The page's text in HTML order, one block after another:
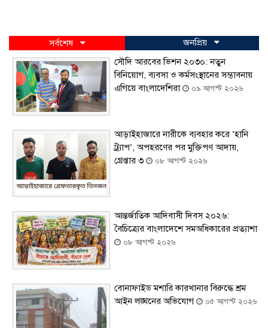
সর্বশেষ
জনপ্রিয়
সৌদি আরবের ভিশন ২০৩০: নতুন
বিনিয়োগ, ব্যবসা ও কর্মসংস্থানের সম্ভাবনায়
এগিয়ে বাংলাদেশিরা
০৯ আগস্ট ২০২৬
আড়াইহাজারে নারীকে ব্যবহার করে ‘হানি
ট্র্যাপ’, অপহরণের পর মুক্তিপণ আদায়,
গ্রেপ্তার ৩
০৮ আগস্ট ২০২৬
আন্তর্জাতিক আদিবাসী দিবস ২০২৬:
বৈচিত্র্যের বাংলাদেশে সমঅধিকারের প্রত্যাশা
০৮ আগস্ট ২০২৬
বোনাফাইড মশারি কারখানার বিরুদ্ধে শ্রম
আইন লঙ্ঘনের অভিযোগ
০৫ আগস্ট ২০২৬